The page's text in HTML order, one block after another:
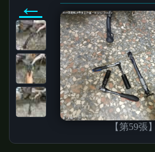
←
【第59張】